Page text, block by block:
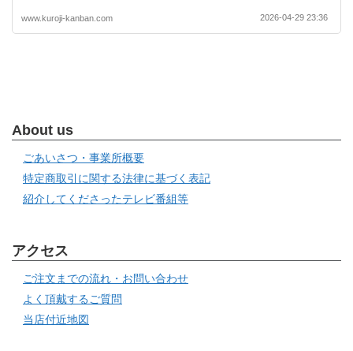
www.kuroji-kanban.com 2026-04-29 23:36
About us
ごあいさつ・事業所概要
特定商取引に関する法律に基づく表記
紹介してくださったテレビ番組等
アクセス
ご注文までの流れ・お問い合わせ
よく頂戴するご質問
当店付近地図